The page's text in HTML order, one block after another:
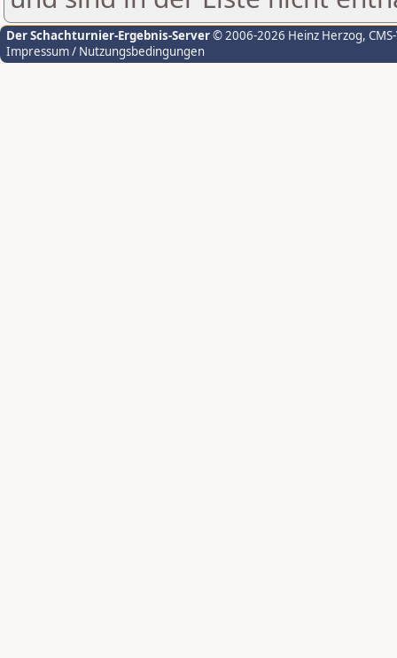
Der Schachturnier-Ergebnis-Server© 2006-2026 Heinz Herzog,
Impressum / Nutzungsbedingungen